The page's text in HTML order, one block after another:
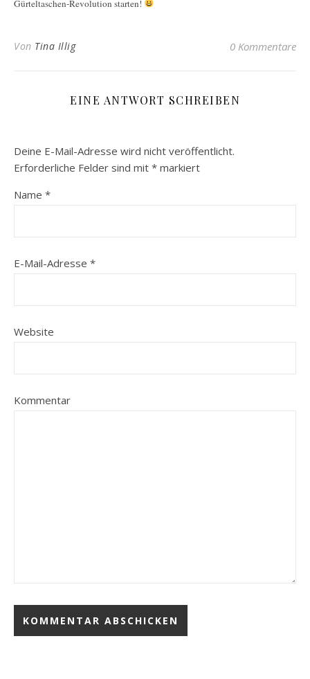
Gürteltaschen-Revolution starten!
Von Tina Illig 0 Kommentare
EINE ANTWORT SCHREIBEN
Deine E-Mail-Adresse wird nicht veröffentlicht.
Erforderliche Felder sind mit * markiert
Name *
E-Mail-Adresse *
Website
Kommentar